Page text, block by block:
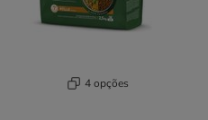
4 opções